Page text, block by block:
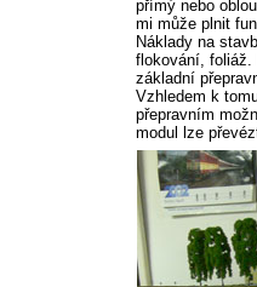
přímý nebo
mi může plnit
Náklady na
flokování, foliáž.
základní
Vzhledem k
přepravním
modul lze